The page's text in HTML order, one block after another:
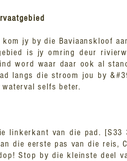
jy by die Baviaanskloof
is jy omring deur
word waar daar ook al
langs die stroom jou by
selfs beter.
linkerkant van die pad.
die eerste pas van die
Stop by die kleinste deel